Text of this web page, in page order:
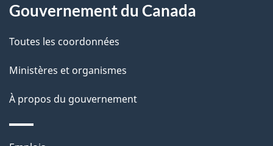
i
l
s
d
e
propos
de
ce
site
Gouvernement du Canada
Toutes les coordonnées
Ministères et organismes
À propos du gouvernement